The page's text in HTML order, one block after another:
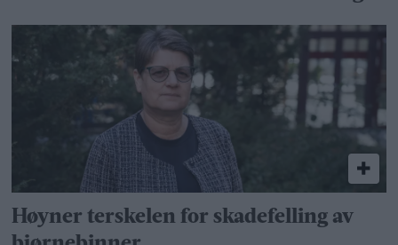
Høyner terskelen for skadefelling av